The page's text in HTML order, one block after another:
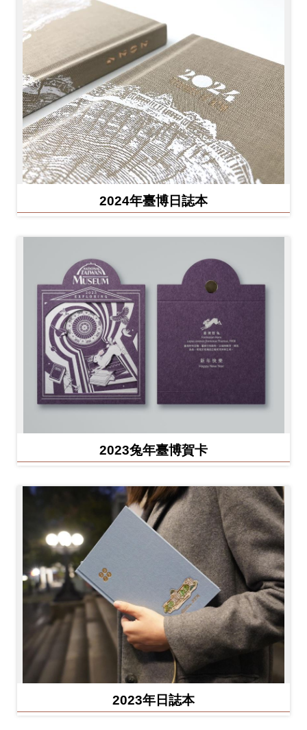
2024年臺博日誌本
2023兔年臺博賀卡
2023年日誌本